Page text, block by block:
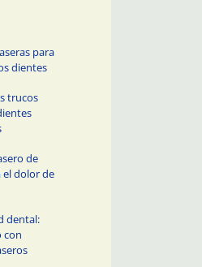
para
dientes
trucos
de
el dolor de
dental:
con